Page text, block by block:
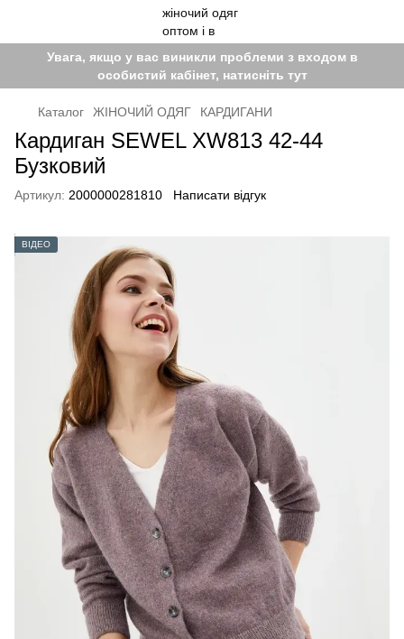
Увага, якщо у вас виникли проблеми з входом в
особистий кабінет, натисніть тут
Каталог ЖІНОЧИЙ ОДЯГ КАРДИГАНИ
Кардиган SEWEL XW813 42-44
Бузковий
Артикул: 2000000281810 Написати відгук
ВІДЕО